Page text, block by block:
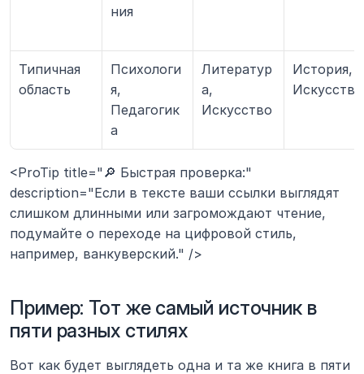
ния
Типичная
область
Психологи
я,
Педагогик
а
Литератур
а,
Искусство
История,
Искусство
<ProTip title="🔎 Быстрая проверка:"
description="Если в тексте ваши ссылки выглядят
слишком длинными или загромождают чтение,
подумайте о переходе на цифровой стиль,
например, ванкуверский." />
Пример: Тот же самый источник в
пяти разных стилях
Вот как будет выглядеть одна и та же книга в пяти